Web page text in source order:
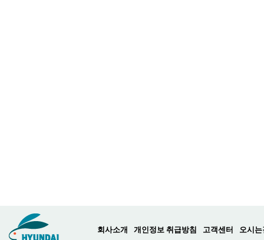
회사소개 개인정보 취급방침 고객센터
오시는